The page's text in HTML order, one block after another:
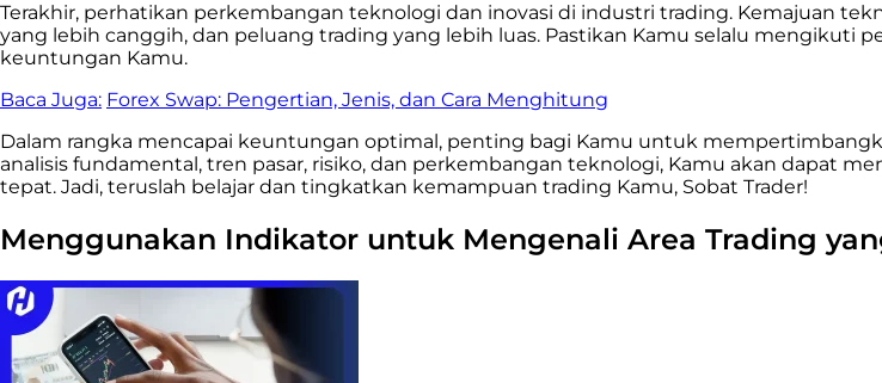
Terakhir, perhatikan perkembangan teknologi dan inovasi di industri trading. Kemajuan
yang lebih canggih, dan peluang trading yang lebih luas. Pastikan Kamu selalu
keuntungan Kamu.
Baca Juga: Forex Swap: Pengertian, Jenis, dan Cara Menghitung
Dalam rangka mencapai keuntungan optimal, penting bagi Kamu untuk
analisis fundamental, tren pasar, risiko, dan perkembangan teknologi, Kamu akan dapat
tepat. Jadi, teruslah belajar dan tingkatkan kemampuan trading Kamu, Sobat Trader!
Menggunakan Indikator untuk Mengenali Area Trading